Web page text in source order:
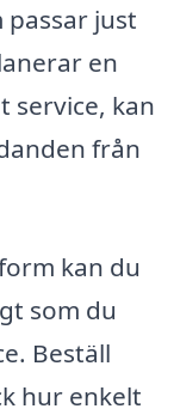
passar just
en
service, kan
från
kan du
som du
Beställ
hur enkelt